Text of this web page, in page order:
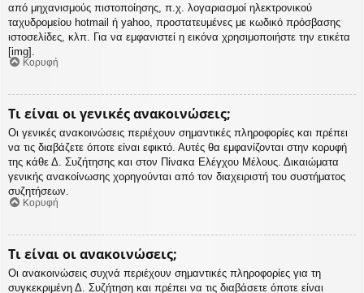
από μηχανισμούς πιστοποίησης, π.χ. λογαριασμοί ηλεκτρονικού
ταχυδρομείου hotmail ή yahoo, προστατευμένες με κωδικό πρόσβασης
ιστοσελίδες, κλπ. Για να εμφανιστεί η εικόνα χρησιμοποιήστε την ετικέτα
[img].
Κορυφή
Τι είναι οι γενικές ανακοινώσεις;
Οι γενικές ανακοινώσεις περιέχουν σημαντικές πληροφορίες και πρέπει
να τις διαβάζετε όποτε είναι εφικτό. Αυτές θα εμφανίζονται στην κορυφή
της κάθε Δ. Συζήτησης και στον Πίνακα Ελέγχου Μέλους. Δικαιώματα
γενικής ανακοίνωσης χορηγούνται από τον διαχειριστή του συστήματος
συζητήσεων.
Κορυφή
Τι είναι οι ανακοινώσεις;
Οι ανακοινώσεις συχνά περιέχουν σημαντικές πληροφορίες για τη
συγκεκριμένη Δ. Συζήτηση και πρέπει να τις διαβάσετε όποτε είναι